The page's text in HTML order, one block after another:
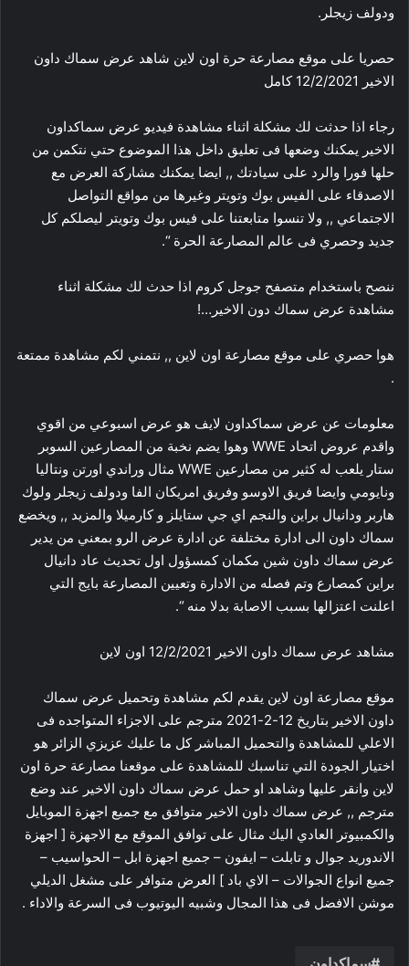
ودولف زيجلر.
حصريا على موقع مصارعة حرة اون لاين شاهد عرض سماك داون
الاخير 12/2/2021 كامل
رجاء اذا حدثت لك مشكلة اثناء مشاهدة فيديو عرض سماكداون
الاخير يمكنك وضعها فى تعليق داخل هذا الموضوع حتي نتكمن من
حلها فورا والرد على سيادتك ,, ايضا يمكنك مشاركة العرض مع
الاصدقاء على الفيس بوك وتويتر وغيرها من مواقع التواصل
الاجتماعي ,, ولا تنسوا متابعتنا على فيس بوك وتويتر ليصلكم كل
جديد وحصري فى عالم المصارعة الحرة “.
ننصح باستخدام متصفح جوجل كروم اذا حدث لك مشكلة اثناء
مشاهدة عرض سماك دون الاخير…!
هوا حصري على موقع مصارعة اون لاين ,, نتمني لكم مشاهدة ممتعة
.
معلومات عن عرض سماكداون لايف هو عرض اسبوعي من اقوي
واقدم عروض اتحاد WWE وهوا يضم نخبة من المصارعين السوبر
ستار يلعب له كثير من مصارعين WWE مثال وراندي اورتن ونتاليا
ونايومي وايضا فريق الاوسو وفريق امريكان الفا ودولف زيجلر ولوك
هاربر ودانيال براين والنجم اي جي ستايلز و كارميلا والمزيد ,, ويخضع
سماك داون الى ادارة مختلفة عن ادارة عرض الرو بمعني من يدير
عرض سماك داون شين مكمان كمسؤول اول تحديث عاد دانيال
براين كمصارع وتم فصله من الادارة وتعيين المصارعة بايج التي
اعلنت اعتزالها بسبب الاصابة بدلا منه “.
مشاهد عرض سماك داون الاخير 12/2/2021 اون لاين
موقع مصارعة اون لاين يقدم لكم مشاهدة وتحميل عرض سماك
داون الاخير بتاريخ 12-2-2021 مترجم على الاجزاء المتواجده فى
الاعلي للمشاهدة والتحميل المباشر كل ما عليك عزيزي الزائر هو
اختيار الجودة التي تناسبك للمشاهدة على موقعنا مصارعة حرة اون
لاين وانقر عليها وشاهد او حمل عرض سماك داون الاخير عند وضع
مترجم ,, عرض سماك داون الاخير متوافق مع جميع اجهزة الموبايل
والكمبيوتر العادي اليك مثال على توافق الموقع مع الاجهزة [ اجهزة
الاندوريد جوال و تابلت – ايفون – جميع اجهزة ابل – الحواسيب –
جميع انواع الجوالات – الاي باد ] العرض متوافر على مشغل الديلي
موشن الافضل فى هذا المجال وشبيه اليوتيوب فى السرعة والاداء .